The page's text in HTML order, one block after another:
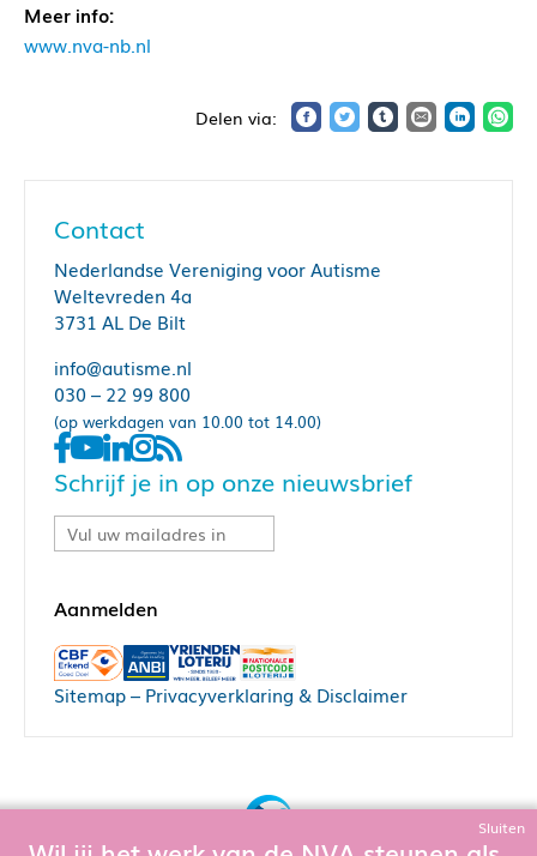
Meer info:
www.nva-nb.nl
Contact
Nederlandse Vereniging voor Autisme
Weltevreden 4a
3731 AL De Bilt
info@autisme.nl
030 – 22 99 800
(op werkdagen van 10.00 tot 14.00)
Schrijf je in op onze nieuwsbrief
Sitemap– Privacyverklaring & Disclaimer
Sluiten